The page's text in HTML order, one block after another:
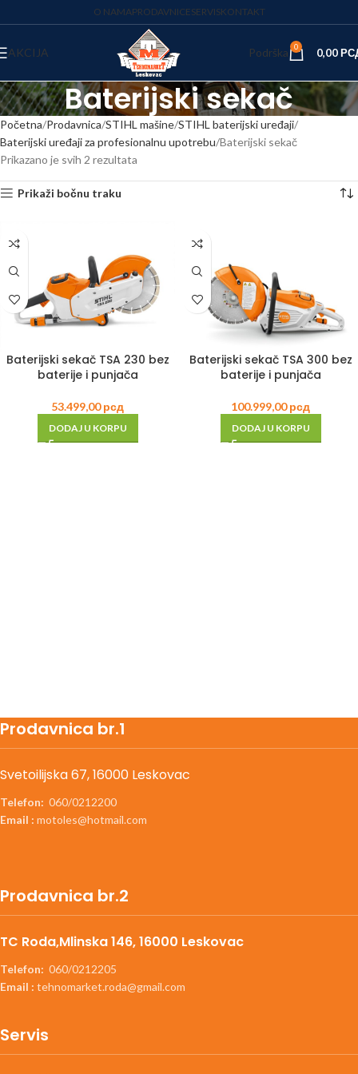
O NAMAPRODAVNICESERVISKONTAKT
AKCIJA Podrška 0 0,00
Baterijski sekač
Početna Prodavnica STIHL mašine STIHL baterijski uređaji
Baterijski uređaji za profesionalnu upotrebu Baterijski sekač
Prikazano je svih 2 rezultata
Prikaži bočnu traku
Baterijski sekač TSA 230 bez
baterije i punjača
53.499,00рсд
DODAJ U KORPU
Baterijski sekač TSA 300 bez
baterije i punjača
100.999,00рсд
DODAJ U KORPU
Prodavnica br.1
Svetoilijska 67, 16000 Leskovac
Telefon: 060/0212200
Email : motoles@hotmail.com
Prodavnica br.2
TC Roda,Mlinska 146, 16000 Leskovac
Telefon: 060/0212205
Email : tehnomarket.roda@gmail.com
Servis